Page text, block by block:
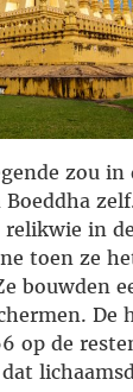
zou in
in
toen ze
bouwden
De
op de